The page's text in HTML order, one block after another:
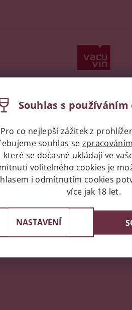
nenahraditelnými pomocníky ve
jde stále vpřed. Nyní je se
vybavení pro gastronomii.
nástrojů pro
bylo čerstvé a váš bar nebo
příspěvek k této položce.
mohou vkládat příspěvky.
Souhlas s používáním
Pro co nejlepší zážitek z
souhlas se
které se dočasně ukládají ve
volitelného cookies je
i odmítnutím cookies
více jak 18 let.
NASTAVENÍ